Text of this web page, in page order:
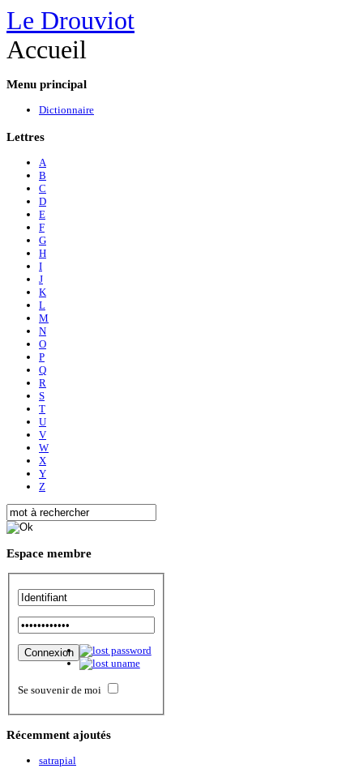
Le Drouviot
Accueil
Menu principal
Dictionnaire
Lettres
A
B
C
D
E
F
G
H
I
J
K
L
M
N
O
P
Q
R
S
T
U
V
W
X
Y
Z
Espace membre
Se souvenir de moi
Récemment ajoutés
satrapial